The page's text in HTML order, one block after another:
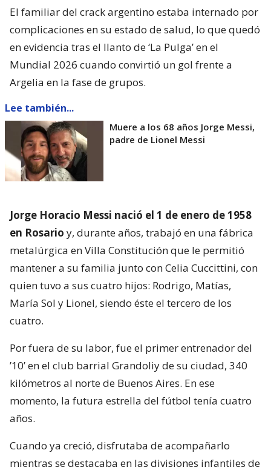
El familiar del crack argentino estaba internado por
complicaciones en su estado de salud, lo que quedó
en evidencia tras el llanto de ‘La Pulga’ en el
Mundial 2026 cuando convirtió un gol frente a
Argelia en la fase de grupos.
Lee también...
Muere a los 68 años Jorge Messi,
padre de Lionel Messi
Jorge Horacio Messi nació el 1 de enero de 1958
en Rosario y, durante años, trabajó en una fábrica
metalúrgica en Villa Constitución que le permitió
mantener a su familia junto con Celia Cuccittini, con
quien tuvo a sus cuatro hijos: Rodrigo, Matías,
María Sol y Lionel, siendo éste el tercero de los
cuatro.
Por fuera de su labor, fue el primer entrenador del
’10’ en el club barrial Grandoliy de su ciudad, 340
kilómetros al norte de Buenos Aires. En ese
momento, la futura estrella del fútbol tenía cuatro
años.
Cuando ya creció, disfrutaba de acompañarlo
mientras se destacaba en las divisiones infantiles de